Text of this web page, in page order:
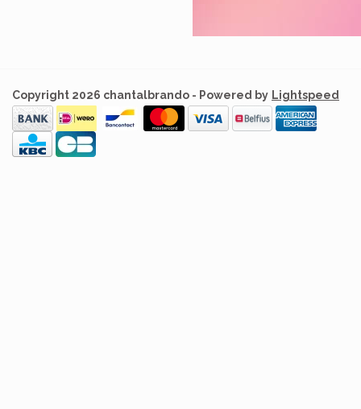
Copyright 2026 chantalbrando - Powered by Lightspeed